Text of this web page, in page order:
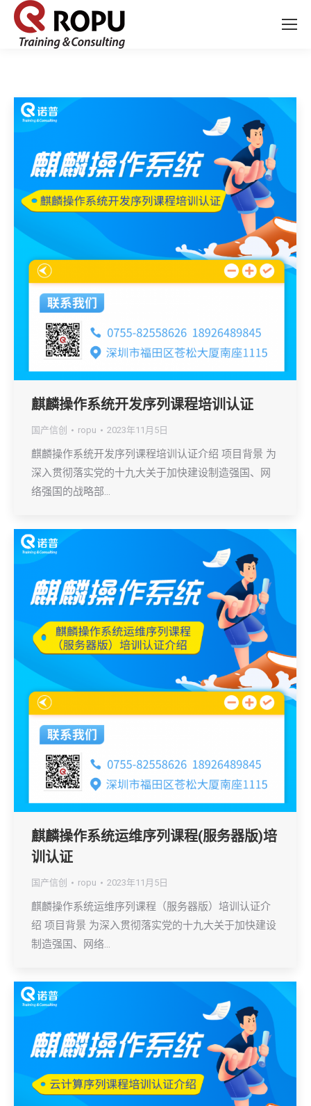
麒麟操作系统开发序列课程培训认证
国产信创 ropu 2023年11月5日
麒麟操作系统开发序列课程培训认证介绍 项目背景 为
深入贯彻落实党的十九大关于加快建设制造强国、网
络强国的战略部…
麒麟操作系统运维序列课程(服务器版)培
训认证
国产信创 ropu 2023年11月5日
麒麟操作系统运维序列课程（服务器版）培训认证介
绍 项目背景 为深入贯彻落实党的十九大关于加快建设
制造强国、网络…